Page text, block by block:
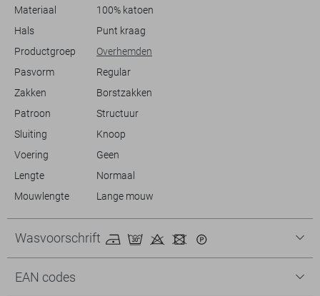
elke dag te begeleiden.
Materiaal
100% katoen
Hals
Punt kraag
Productgroep
Overhemden
Pasvorm
Regular
Zakken
Borstzakken
Patroon
Structuur
Sluiting
Knoop
Voering
Geen
Lengte
Normaal
Mouwlengte
Lange mouw
Wasvoorschrift
EAN codes